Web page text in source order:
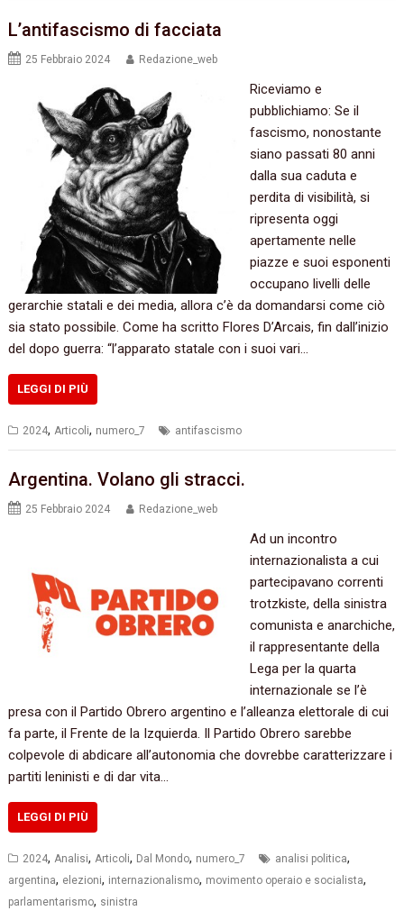
L’antifascismo di facciata
25 Febbraio 2024 Redazione_web
Riceviamo e
pubblichiamo: Se il
fascismo, nonostante
siano passati 80 anni
dalla sua caduta e
perdita di visibilità, si
ripresenta oggi
apertamente nelle
piazze e suoi esponenti
occupano livelli delle
gerarchie statali e dei media, allora c’è da domandarsi come ciò
sia stato possibile. Come ha scritto Flores D’Arcais, fin dall’inizio
del dopo guerra: “l’apparato statale con i suoi vari…
LEGGI DI PIÙ
2024, Articoli, numero_7 antifascismo
Argentina. Volano gli stracci.
25 Febbraio 2024 Redazione_web
Ad un incontro
internazionalista a cui
partecipavano correnti
trotzkiste, della sinistra
comunista e anarchiche,
il rappresentante della
Lega per la quarta
internazionale se l’è
presa con il Partido Obrero argentino e l’alleanza elettorale di cui
fa parte, il Frente de la Izquierda. Il Partido Obrero sarebbe
colpevole di abdicare all’autonomia che dovrebbe caratterizzare i
partiti leninisti e di dar vita…
LEGGI DI PIÙ
2024,Analisi,Articoli, Dal Mondo, numero_7 analisi politica,
argentina, elezioni, internazionalismo, movimento operaio e socialista,
parlamentarismo, sinistra